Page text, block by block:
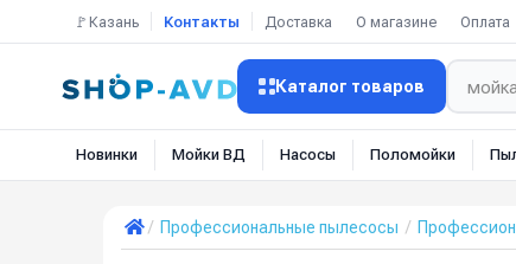
🚩Казань Контакты Доставка О магазине Оплата
Каталог товаров
Новинки Мойки ВД Насосы Поломойки
Профессиональные пылесосы